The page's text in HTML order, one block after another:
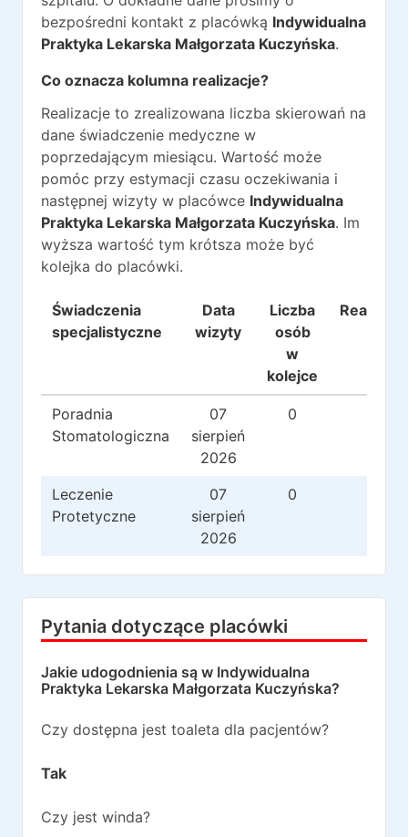
bezpośredni kontakt z placówką Indywidualna
Praktyka Lekarska Małgorzata Kuczyńska.
Co oznacza kolumna realizacje?
Realizacje to zrealizowana liczba skierowań na
dane świadczenie medyczne w
poprzedającym miesiącu. Wartość może
pomóc przy estymacji czasu oczekiwania i
następnej wizyty w placówce Indywidualna
Praktyka Lekarska Małgorzata Kuczyńska. Im
wyższa wartość tym krótsza może być
kolejka do placówki.
Świadczenia
specjalistyczne
Data
wizyty
Liczba
osób
w
kolejce
Poradnia
Stomatologiczna
07
sierpień
2026
0
Leczenie
Protetyczne
07
sierpień
2026
0
Pytania dotyczące placówki
Jakie udogodnienia są w Indywidualna
Praktyka Lekarska Małgorzata Kuczyńska?
Czy dostępna jest toaleta dla pacjentów?
Tak
Czy jest winda?